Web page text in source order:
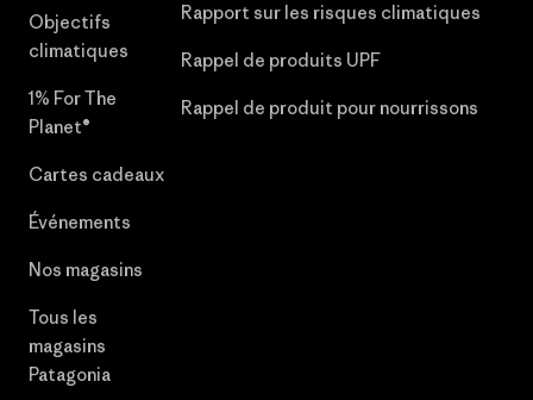
Objectifs
climatiques
1% For The
Planet®
Cartes cadeaux
Événements
Nos magasins
Tous les
magasins
Patagonia
Rapport sur les risques climatiques
Rappel de produits UPF
Rappel de produit pour nourrissons